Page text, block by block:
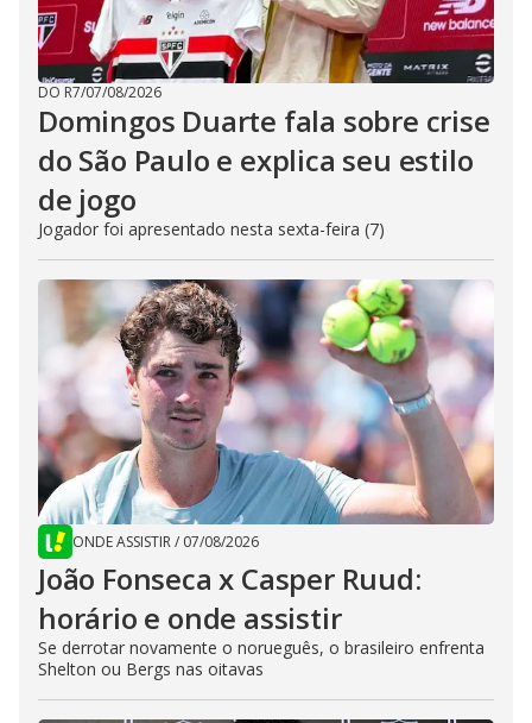
DO R7/07/08/2026
Domingos Duarte fala sobre crise
do São Paulo e explica seu estilo
de jogo
Jogador foi apresentado nesta sexta-feira (7)
ONDE ASSISTIR/ 07/08/2026
João Fonseca x Casper Ruud:
horário e onde assistir
Se derrotar novamente o norueguês, o brasileiro enfrenta
Shelton ou Bergs nas oitavas